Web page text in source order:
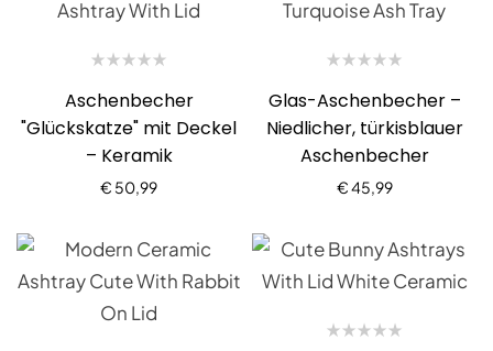
Aschenbecher
"Glückskatze" mit Deckel
– Keramik
€ 50,99
Glas-Aschenbecher –
Niedlicher, türkisblauer
Aschenbecher
€45,99